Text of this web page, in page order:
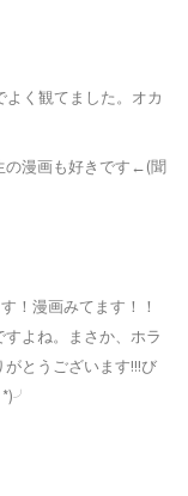
く観てました。オカ
の漫画も好きです←(聞
！漫画みてます！！
よね。まさか、ホラ
とうございます!!!び